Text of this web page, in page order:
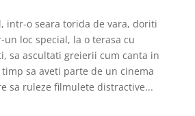
intr-o seara torida de vara, doriti
loc special, la o terasa cu
sa ascultati greierii cum canta in
sa aveti parte de un cinema
sa ruleze filmulete distractive...